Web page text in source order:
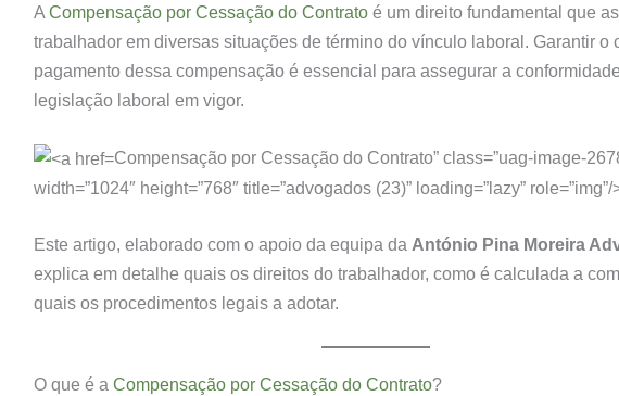
A Compensação por Cessação do Contrato é um direito fundamental que
trabalhador em diversas situações de término do vínculo laboral. Garantir o
pagamento dessa compensação é essencial para assegurar a
legislação laboral em vigor.
Compensação por Cessação do Contrato” class=”uag-image-
width=”1024″ height=”768″ title=”advogados (23)” loading=”lazy” role=”img”/
Este artigo, elaborado com o apoio da equipa da António Pina Moreira
explica em detalhe quais os direitos do trabalhador, como é calculada a
quais os procedimentos legais a adotar.
O que é a Compensação por Cessação do Contrato?